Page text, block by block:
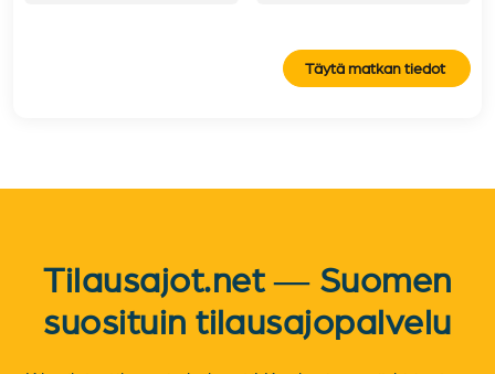
Täytä matkan tiedot
Tilausajot.net — Suomen
suosituin tilausajopalvelu